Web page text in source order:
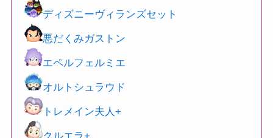
ディズニーヴィランズセット
悪だくみガストン
エペルフェルミエ
オルトシュラウド
トレメイン夫人+